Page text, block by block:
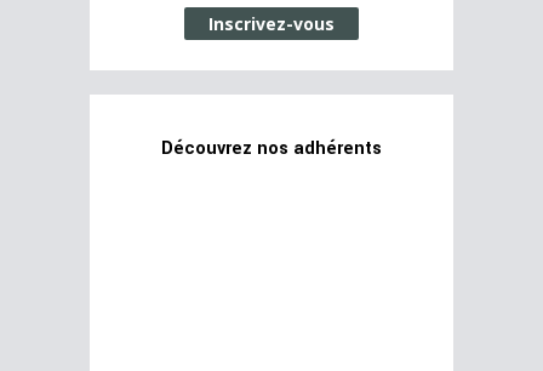
Inscrivez-vous
Découvrez nos adhérents